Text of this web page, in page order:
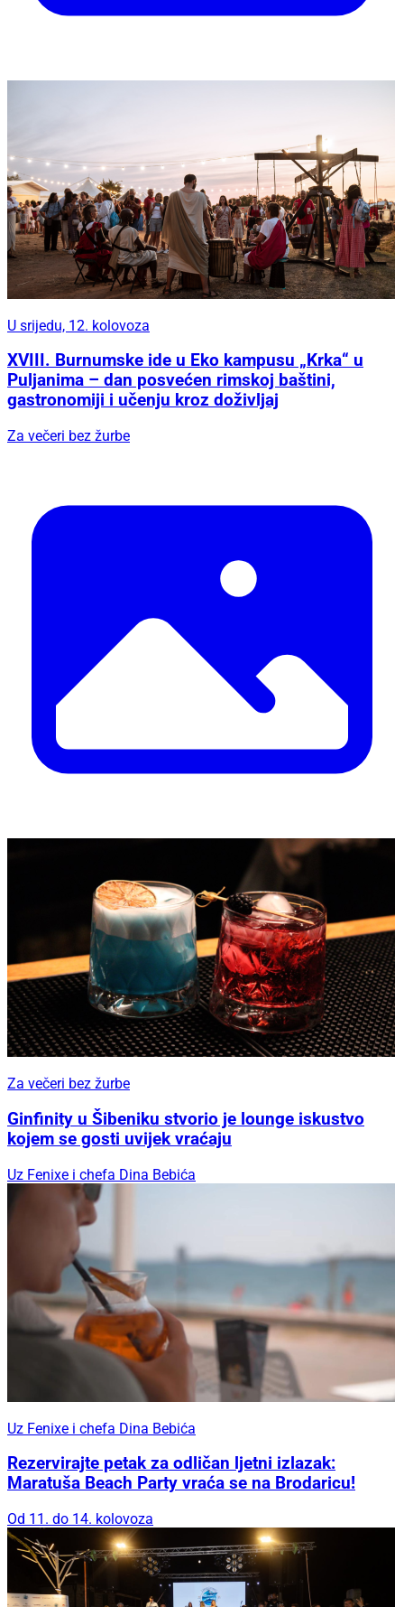
U srijedu, 12. kolovoza
XVIII. Burnumske ide u Eko kampusu „Krka“ u
Puljanima – dan posvećen rimskoj baštini,
gastronomiji i učenju kroz doživljaj
Za večeri bez žurbe
Za večeri bez žurbe
Ginfinity u Šibeniku stvorio je lounge iskustvo
kojem se gosti uvijek vraćaju
Uz Fenixe i chefa Dina Bebića
Uz Fenixe i chefa Dina Bebića
Rezervirajte petak za odličan ljetni izlazak:
Maratuša Beach Party vraća se na Brodaricu!
Od 11. do 14. kolovoza